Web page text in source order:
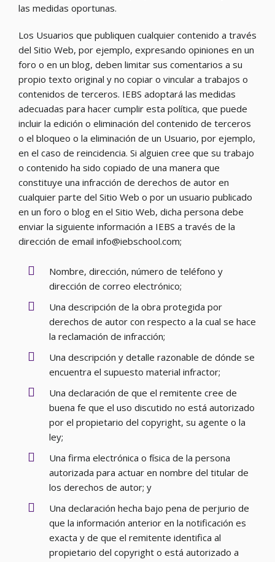
las medidas oportunas.
Los Usuarios que publiquen cualquier contenido a través
del Sitio Web, por ejemplo, expresando opiniones en un
foro o en un blog, deben limitar sus comentarios a su
propio texto original y no copiar o vincular a trabajos o
contenidos de terceros. IEBS adoptará las medidas
adecuadas para hacer cumplir esta política, que puede
incluir la edición o eliminación del contenido de terceros
o el bloqueo o la eliminación de un Usuario, por ejemplo,
en el caso de reincidencia. Si alguien cree que su trabajo
o contenido ha sido copiado de una manera que
constituye una infracción de derechos de autor en
cualquier parte del Sitio Web o por un usuario publicado
en un foro o blog en el Sitio Web, dicha persona debe
enviar la siguiente información a IEBS a través de la
dirección de email info@iebschool.com;
Nombre, dirección, número de teléfono y
dirección de correo electrónico;
Una descripción de la obra protegida por
derechos de autor con respecto a la cual se hace
la reclamación de infracción;
Una descripción y detalle razonable de dónde se
encuentra el supuesto material infractor;
Una declaración de que el remitente cree de
buena fe que el uso discutido no está autorizado
por el propietario del copyright, su agente o la
ley;
Una firma electrónica o física de la persona
autorizada para actuar en nombre del titular de
los derechos de autor; y
Una declaración hecha bajo pena de perjurio de
que la información anterior en la notificación es
exacta y de que el remitente identifica al
propietario del copyright o está autorizado a